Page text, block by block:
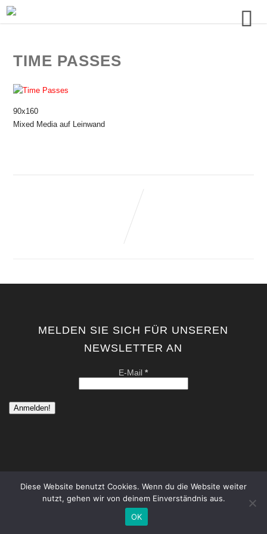
TIME PASSES
90x160
Mixed Media auf Leinwand
MELDEN SIE SICH FÜR UNSEREN
NEWSLETTER AN
E-Mail*
copyright by kati von schwerin | contemporary artist berlin . all
Datenschutzerklärung
Diese Website benutzt Cookies. Wenn du die Website weiter
nutzt, gehen wir von deinem Einverständnis aus.
OK